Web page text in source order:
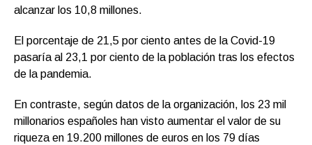
alcanzar los 10,8 millones.
El porcentaje de 21,5 por ciento antes de la Covid-19
pasaría al 23,1 por ciento de la población tras los efectos
de la pandemia.
En contraste, según datos de la organización, los 23 mil
millonarios españoles han visto aumentar el valor de su
riqueza en 19.200 millones de euros en los 79 días